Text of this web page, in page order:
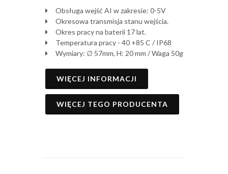
Obsługa wejść AI w zakresie: 0-5V
Okresowa transmisja stanu wejścia.
Okres pracy na baterii 17 lat.
Temperatura pracy - 40 +85 C / IP68
Wymiary: ∅ 57mm, H: 20 mm / Waga 50g
WIĘCEJ INFORMACJI
WIĘCEJ TEGO PRODUCENTA